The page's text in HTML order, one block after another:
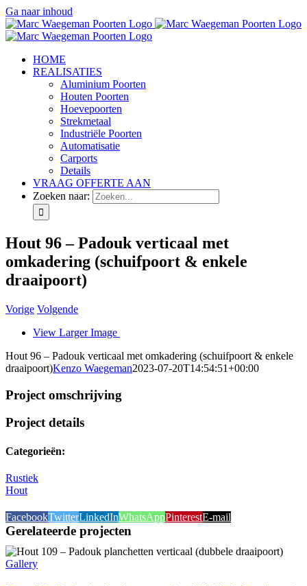
Ga naar inhoud
HOME
REALISATIES
Aluminium Poorten
Houten Poorten
Hoevepoorten
Strekmetaal
Industriële Poorten
Automatisatie
Carports
Details
VRAAG OFFERTE AAN
Zoeken naar:
Hout 96 – Padouk verticaal met
omkadering (schuifpoort & enkele
draaipoort)
Vorige Volgende
View Larger Image
Hout 96 – Padouk verticaal met omkadering (schuifpoort & enkele
draaipoort)Kenzo Waegeman2023-07-20T14:54:51+00:00
Project omschrijving
Project details
Categorieën:
Rustiek
Hout
FacebookTwitterLinkedInWhatsAppPinterestE-mail
Gerelateerde projecten
Gallery